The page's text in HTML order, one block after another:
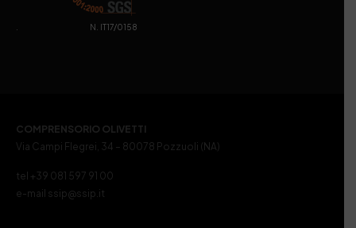
. N. IT17/0158
COMPRENSORIO OLIVETTI
Via Campi Flegrei, 34 – 80078 Pozzuoli (NA)
tel +39 081 597 91 00
e-mail ssip@ssip.it